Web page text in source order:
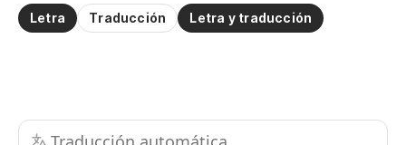
Letra Traducción Letra y traducción